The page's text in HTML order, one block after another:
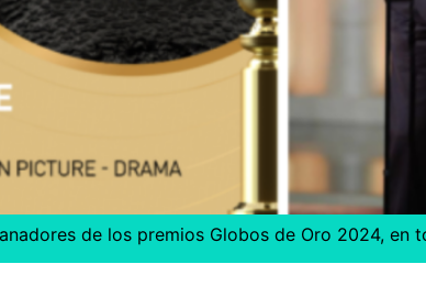
de los premios Globos de Oro 2024, en